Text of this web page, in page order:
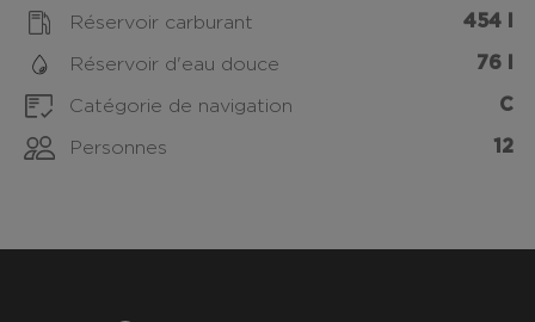
Réservoir carburant 454 l
Réservoir d'eau douce 76 l
Catégorie de navigation C
Personnes 12